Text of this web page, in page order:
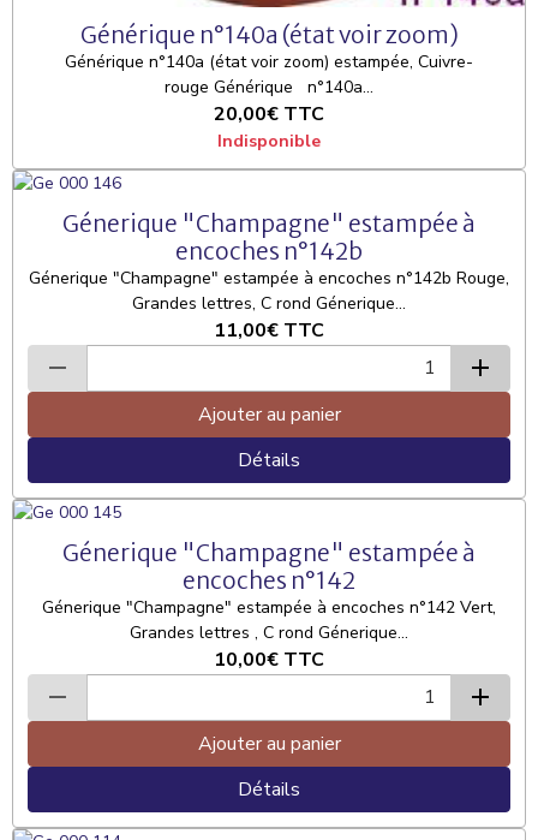
Générique n°140a (état voir zoom)
Générique n°140a (état voir zoom) estampée, Cuivre-
rouge Générique n°140a...
20,00€ TTC
Indisponible
Génerique "Champagne" estampée à
encoches n°142b
Génerique "Champagne" estampée à encoches n°142b Rouge,
Grandes lettres, C rond Génerique...
11,00€ TTC
Ajouter au panier
Détails
Génerique "Champagne" estampée à
encoches n°142
Génerique "Champagne" estampée à encoches n°142 Vert,
Grandes lettres , C rond Génerique...
10,00€ TTC
Ajouter au panier
Détails